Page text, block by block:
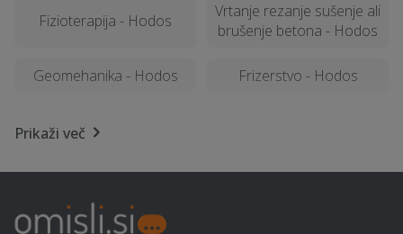
Fizioterapija - Hodos
Vrtanje rezanje sušenje ali
brušenje betona - Hodos
Geomehanika - Hodos Frizerstvo - Hodos
električna vozila - Hodos
pralnica - Hodos
Prikaži več